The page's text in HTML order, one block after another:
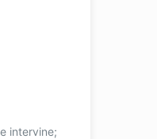
intervine;